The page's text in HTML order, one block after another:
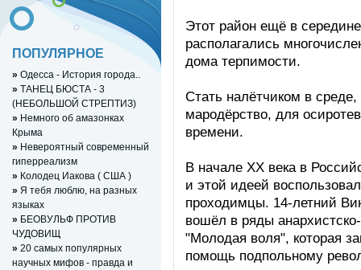
Этот район ещё в
располагались
дома терпимости.
Стать налётчиком в среде,
мародёрство, для
времени.
В начале XX века в
и этой идеей
проходимцы. 14-летний
вошёл в ряды
"Молодая воля", которая
помощь подпольному
ПОПУЛЯРНОЕ
» Одесса - История города..
» ТАНЕЦ БЮСТА - 3
(НЕБОЛЬШОЙ СТРЕПТИЗ)
» Немного об амазонках
Крыма
» Невероятный современный
гиперреализм
» Колодец Иакова ( США )
» Я тебя люблю, на разных
языках
» БЕОВУЛЬФ ПРОТИВ
ЧУДОВИЩ
» 20 самых популярных
научных мифов - правда и